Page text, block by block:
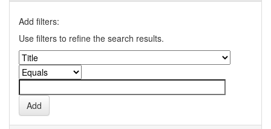
Add filters:
Use filters to refine the search results.